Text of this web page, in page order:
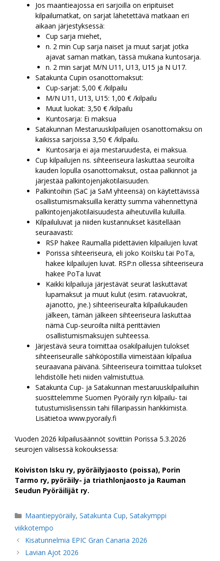
Jos maantieajossa eri sarjoilla on eripituiset
kilpailumatkat, on sarjat lähetettävä matkaan eri
aikaan järjestyksessä:
Cup sarja miehet,
n. 2 min Cup sarja naiset ja muut sarjat jotka
ajavat saman matkan, tässä mukana kuntosarja.
n. 2 min sarjat M/N U11, U13, U15 ja N U17.
Satakunta Cupin osanottomaksut:
Cup-sarjat: 5,00 € /kilpailu
M/N U11, U13, U15: 1,00 € /kilpailu
Muut luokat: 3,50 € /kilpailu
Kuntosarja: Ei maksua
Satakunnan Mestaruuskilpailujen osanottomaksu on
kaikissa sarjoissa 3,50 € /kilpailu.
Kuntosarja ei aja mestaruudesta, ei maksua.
Cup kilpailujen ns. sihteeriseura laskuttaa seuroilta
kauden lopulla osanottomaksut, ostaa palkinnot ja
järjestää palkintojenjakotilaisuuden.
Palkintoihin (SaC ja SaM yhteensä) on käytettävissä
osallistumismaksuilla kerätty summa vähennettynä
palkintojenjakotilaisuudesta aiheutuvilla kuluilla.
Kilpailuluvat ja niiden kustannukset käsitellään
seuraavasti:
RSP hakee Raumalla pidettävien kilpailujen luvat
Porissa sihteeriseura, eli joko KoiIsku tai PoTa,
hakee kilpailujen luvat. RSP:n ollessa sihteeriseura
hakee PoTa luvat
Kaikki kilpailuja järjestävät seurat laskuttavat
lupamaksut ja muut kulut (esim. ratavuokrat,
ajanotto, jne.) sihteeriseuralta kilpailukauden
jälkeen, tämän jälkeen sihteeriseura laskuttaa
nämä Cup-seuroilta niiltä perittävien
osallistumismaksujen suhteessa.
Järjestävä seura toimittaa osakilpailujen tulokset
sihteeriseuralle sähköpostilla viimeistään kilpailua
seuraavana päivänä. Sihteeriseura toimittaa tulokset
lehdistölle heti niiden valmistuttua.
Satakunta Cup- ja Satakunnan mestaruuskilpailuihin
suosittelemme Suomen Pyöräily ry:n kilpailu- tai
tutustumislisenssin tahi fillaripassin hankkimista.
Lisätietoa www.pyoraily.fi
Vuoden 2026 kilpailusäännöt sovittiin Porissa 5.3.2026
seurojen välisessä kokouksessa:
Koiviston Isku ry, pyöräilyjaosto (poissa), Porin
Tarmo ry, pyöräily- ja triathlonjaosto ja Rauman
Seudun Pyöräilijät ry.
Kategoriat
Maantiepyöräily,Satakunta Cup,Satakymppi
viikkotempo
Kisatunnelmia EPIC Gran Canaria 2026
Lavian Ajot 2026